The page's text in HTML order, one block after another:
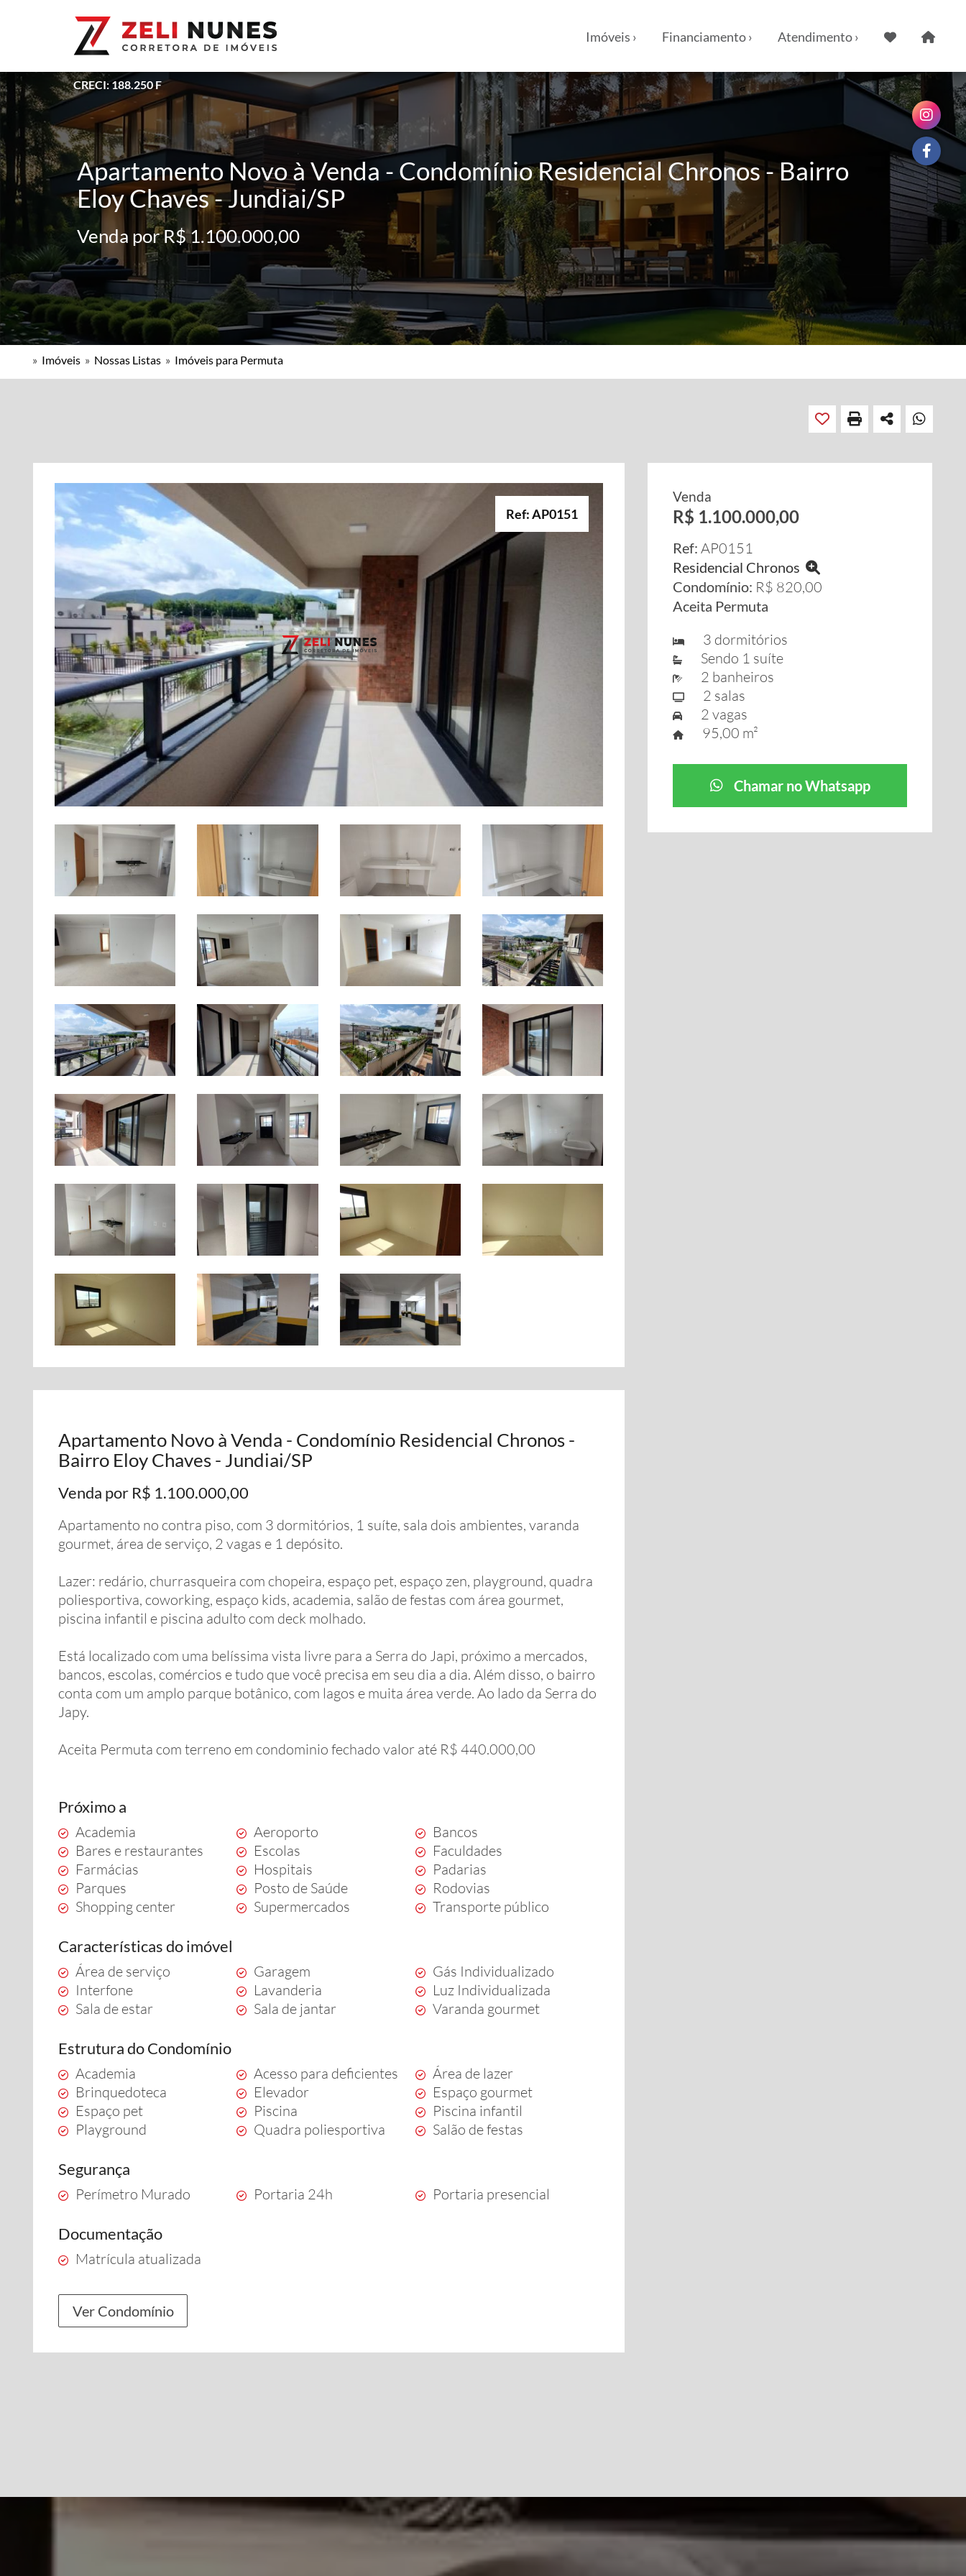
CRECI: 188.250 F
Imóveis › Financiamento › Atendimento ›
Apartamento Novo à Venda - Condomínio Residencial Chronos - Bairro
Eloy Chaves - Jundiai/SP
Venda por R$ 1.100.000,00
» Imóveis » Nossas Listas » Imóveis para Permuta
Ref: AP0151
Apartamento Novo à Venda - Condomínio Residencial Chronos -
Bairro Eloy Chaves - Jundiai/SP
Venda por R$ 1.100.000,00
Apartamento no contra piso, com 3 dormitórios, 1 suíte, sala dois ambientes, varanda
gourmet, área de serviço, 2 vagas e 1 depósito.
Lazer: redário, churrasqueira com chopeira, espaço pet, espaço zen, playground, quadra
poliesportiva, coworking, espaço kids, academia, salão de festas com área gourmet,
piscina infantil e piscina adulto com deck molhado.
Está localizado com uma belíssima vista livre para a Serra do Japi, próximo a mercados,
bancos, escolas, comércios e tudo que você precisa em seu dia a dia. Além disso, o bairro
conta com um amplo parque botânico, com lagos e muita área verde. Ao lado da Serra do
Japy.
Aceita Permuta com terreno em condominio fechado valor até R$ 440.000,00
Próximo a
Academia Aeroporto
Bancos
Bares e restaurantes
Escolas
Faculdades
Farmácias
Hospitais
Padarias
Parques
Posto de Saúde
Rodovias
Shopping center
Supermercados Transporte público
Características do imóvel
Área de serviço Garagem
Gás Individualizado
Interfone
Lavanderia
Luz Individualizada
Sala de estar
Sala de jantar Varanda gourmet
Estrutura do Condomínio
Academia Acesso para deficientes
Área de lazer
Brinquedoteca
Elevador
Espaço gourmet
Espaço pet
Piscina
Piscina infantil
Playground
Quadra poliesportiva Salão de festas
Segurança
Perímetro Murado Portaria 24h Portaria presencial
Documentação
Matrícula atualizada
Ver Condomínio
Venda
R$ 1.100.000,00
Ref: AP0151
Residencial Chronos
Condomínio: R$ 820,00
Aceita Permuta
3 dormitórios
Sendo 1 suíte
2 banheiros
2 salas
2 vagas
95,00 m²
Chamar no Whatsapp